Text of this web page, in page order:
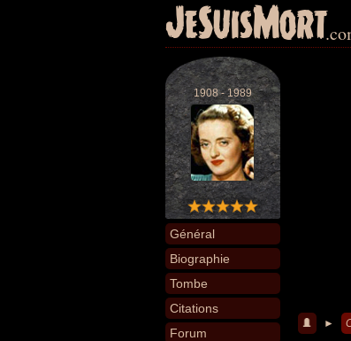
JeSuisMort
1908 - 1989
Général
Biographie
Tombe
Citations
Forum
►